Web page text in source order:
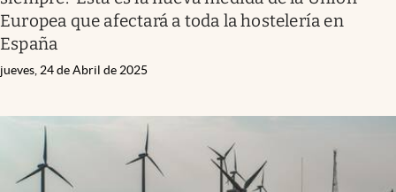
Europea que afectará a toda la hostelería en
España
jueves, 24 de Abril de 2025